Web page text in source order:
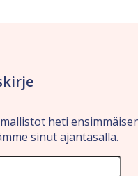
heti
sinut ajantasalla.